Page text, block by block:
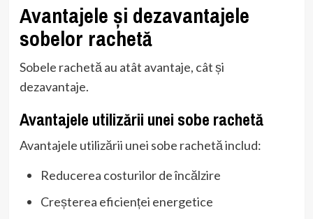
Avantajele și dezavantajele
sobelor rachetă
Sobele rachetă au atât avantaje, cât și
dezavantaje.
Avantajele utilizării unei sobe rachetă
Avantajele utilizării unei sobe rachetă includ:
Reducerea costurilor de încălzire
Creșterea eficienței energetice